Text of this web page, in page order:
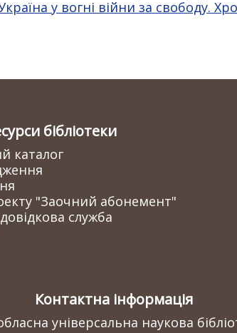
у вогні війни за свободу.
бібліотеки
каталог
"Заочний абонемент"
служба
Контактна інформація
універсальна наукова